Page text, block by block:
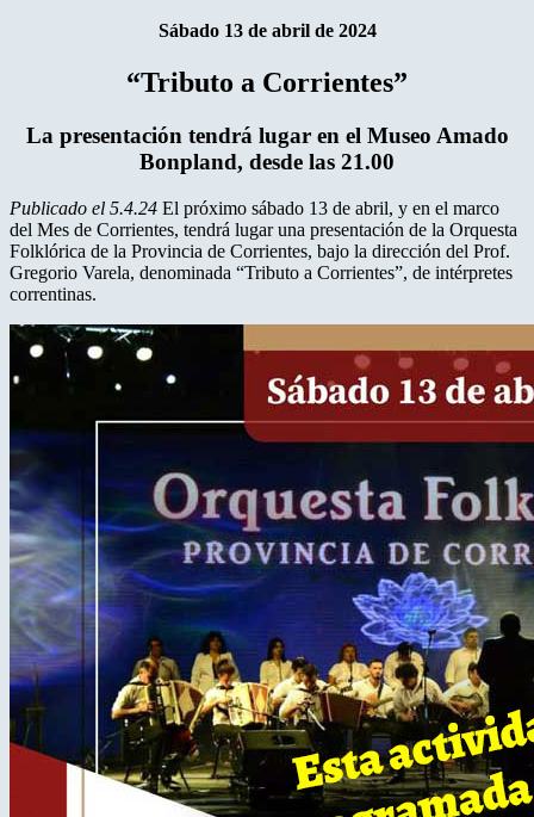
Sábado 13 de abril de 2024
“Tributo a Corrientes”
La presentación tendrá lugar en el Museo Amado
Bonpland, desde las 21.00
Publicado el 5.4.24 El próximo sábado 13 de abril, y en el marco
del Mes de Corrientes, tendrá lugar una presentación de la Orquesta
Folklórica de la Provincia de Corrientes, bajo la dirección del Prof.
Gregorio Varela, denominada “Tributo a Corrientes”, de intérpretes
correntinas.